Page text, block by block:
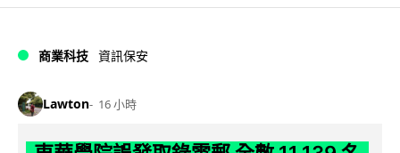
商業科技 資訊保安
Lawton 16 小時